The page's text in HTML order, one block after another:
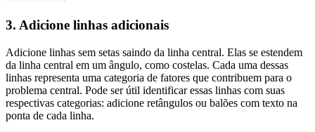
3. Adicione linhas adicionais
Adicione linhas sem setas saindo da linha central. Elas se estendem
da linha central em um ângulo, como costelas. Cada uma dessas
linhas representa uma categoria de fatores que contribuem para o
problema central. Pode ser útil identificar essas linhas com suas
respectivas categorias: adicione retângulos ou balões com texto na
ponta de cada linha.